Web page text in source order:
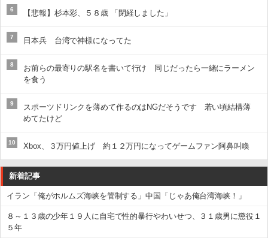
6 【悲報】杉本彩、５８歳 「閉経しました」
7 日本兵 台湾で神様になってた
8
お前らの最寄りの駅名を書いて行け 同じだったら一緒にラーメン
を食う
9
スポーツドリンクを薄めて作るのはNGだそうです 若い頃結構薄
めてたけど
10 Xbox、３万円値上げ 約１２万円になってゲームファン阿鼻叫喚
新着記事
イラン「俺がホルムズ海峡を管制する」中国「じゃあ俺台湾海峡！」
８～１３歳の少年１９人に自宅で性的暴行やわいせつ、３１歳男に懲役１
５年